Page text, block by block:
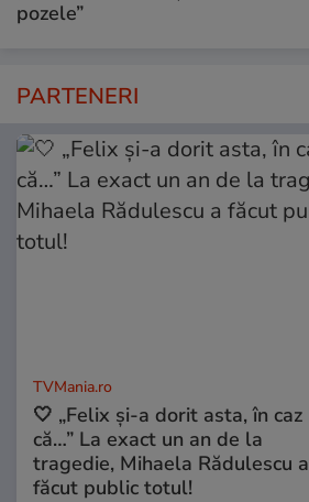
pozele”
PARTENERI
TVMania.ro
🤍 „Felix și-a dorit asta, în caz
că…” La exact un an de la
tragedie, Mihaela Rădulescu a
făcut public totul!